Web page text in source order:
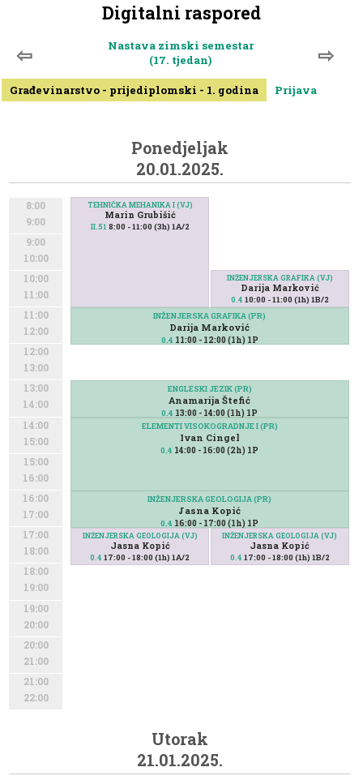
Digitalni raspored
⇦
Nastava zimski semestar
(17. tjedan)
⇨
Građevinarstvo - prijediplomski - 1. godina Prijava
Ponedjeljak
20.01.2025.
8:00
9:00
9:00
10:00
10:00
11:00
11:00
12:00
12:00
13:00
13:00
14:00
14:00
15:00
15:00
16:00
16:00
17:00
17:00
18:00
18:00
19:00
19:00
20:00
20:00
21:00
21:00
22:00
TEHNIČKA MEHANIKA I (VJ)
Marin Grubišić
II.51 8:00 - 11:00 (3h) 1A/2
INŽENJERSKA GRAFIKA (VJ)
Darija Marković
0.4 10:00 - 11:00 (1h) 1B/2
INŽENJERSKA GRAFIKA (PR)
Darija Marković
0.4 11:00 - 12:00 (1h) 1P
ENGLESKI JEZIK (PR)
Anamarija Štefić
0.4 13:00 - 14:00 (1h) 1P
INŽENJERSKA GEOLOGIJA (PR)
Jasna Kopić
0.4 16:00 - 17:00 (1h) 1P
INŽENJERSKA GEOLOGIJA (VJ)
Jasna Kopić
0.4 17:00 - 18:00 (1h) 1A/2
INŽENJERSKA GEOLOGIJA (VJ)
Jasna Kopić
0.4 17:00 - 18:00 (1h) 1B/2
ELEMENTI VISOKOGRADNJE I (PR)
Ivan Cingel
0.4 14:00 - 16:00 (2h) 1P
Utorak
21.01.2025.